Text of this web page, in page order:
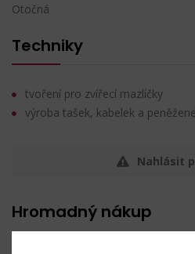
Otočná
Techniky
tvoření pro zvířecí mazlíčky
výroba tašek, kabelek a
Nahlásit
Hromadný nákup